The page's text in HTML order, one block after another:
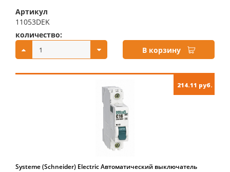
Артикул
11053DEK
количество:
В корзину
214.11 руб.
Systeme (Schneider) Electric Автоматический выключатель